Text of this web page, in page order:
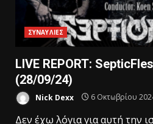
ΣΥΝΑΥΛΙΕΣ
LIVE REPORT:
(28/09/24)
Nick Dexx 6 Οκτωβρίου
Δεν έχω λόγια για αυτή την